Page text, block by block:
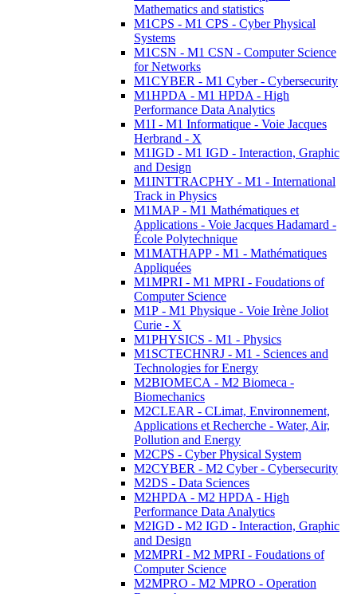
Mathematics and statistics
M1CPS - M1 CPS - Cyber Physical
Systems
M1CSN - M1 CSN - Computer Science
for Networks
M1CYBER - M1 Cyber - Cybersecurity
M1HPDA - M1 HPDA - High
Performance Data Analytics
M1I - M1 Informatique - Voie Jacques
Herbrand - X
M1IGD - M1 IGD - Interaction, Graphic
and Design
M1INTTRACPHY - M1 - International
Track in Physics
M1MAP - M1 Mathématiques et
Applications - Voie Jacques Hadamard -
École Polytechnique
M1MATHAPP - M1 - Mathématiques
Appliquées
M1MPRI - M1 MPRI - Foudations of
Computer Science
M1P - M1 Physique - Voie Irène Joliot
Curie - X
M1PHYSICS - M1 - Physics
M1SCTECHNRJ - M1 - Sciences and
Technologies for Energy
M2BIOMECA - M2 Biomeca -
Biomechanics
M2CLEAR - CLimat, Environnement,
Applications et Recherche - Water, Air,
Pollution and Energy
M2CPS - Cyber Physical System
M2CYBER - M2 Cyber - Cybersecurity
M2DS - Data Sciences
M2HPDA - M2 HPDA - High
Performance Data Analytics
M2IGD - M2 IGD - Interaction, Graphic
and Design
M2MPRI - M2 MPRI - Foudations of
Computer Science
M2MPRO - M2 MPRO - Operation